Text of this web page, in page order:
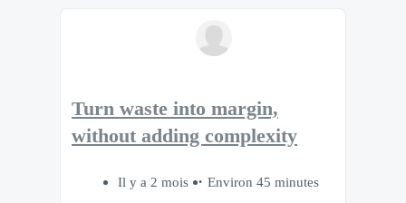
Turn waste into margin,
without adding complexity
Il y a 2 mois
Environ 45 minutes